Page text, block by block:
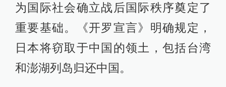
为国际社会确立战后国际秩序奠定了
重要基础。《开罗宣言》明确规定，
日本将窃取于中国的领土，包括台湾
和澎湖列岛归还中国。